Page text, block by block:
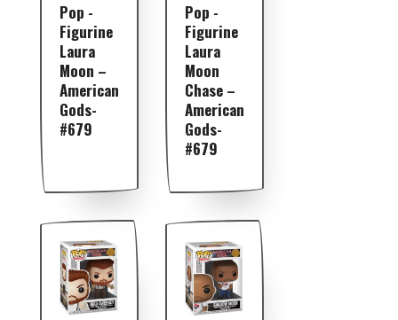
Pop -
Figurine
Laura
Moon –
American
Gods-
#679
Pop -
Figurine
Laura
Moon
Chase –
American
Gods-
#679